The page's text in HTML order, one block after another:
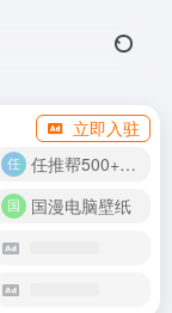
立即入驻
任推帮500+推广项目！
国漫电脑壁纸